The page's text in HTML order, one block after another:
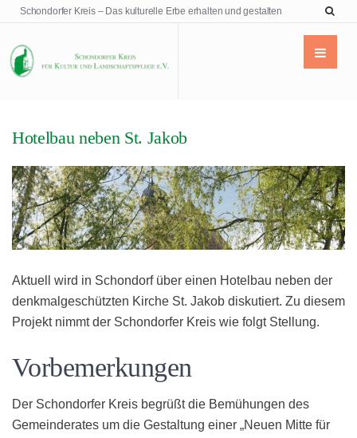
Schondorfer Kreis – Das kulturelle Erbe erhalten und gestalten
Hotelbau neben St. Jakob
ORTSBILD
Aktuell wird in Schondorf über einen Hotelbau neben der
denkmalgeschützten Kirche St. Jakob diskutiert. Zu diesem
Projekt nimmt der Schondorfer Kreis wie folgt Stellung.
Vorbemerkungen
Der Schondorfer Kreis begrüßt die Bemühungen des
Gemeinderates um die Gestaltung einer „Neuen Mitte für